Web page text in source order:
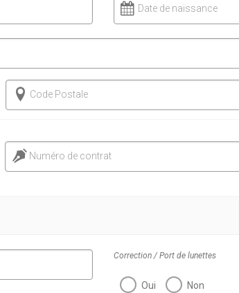
Date de naissance
Code Postale
Numéro de contrat
Correction / Port de lunettes
Oui Non